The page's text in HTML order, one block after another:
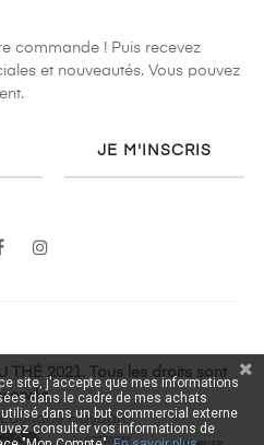
commande ! Puis recevez
et nouveautés. Vous pouvez
JE M'INSCRIS
Facebook
THÉ 2021. Tous les droits sont
Haydari
site, j'accepte que mes informations
dans le cadre de mes achats
dans un but commercial externe
consulter vos informations de